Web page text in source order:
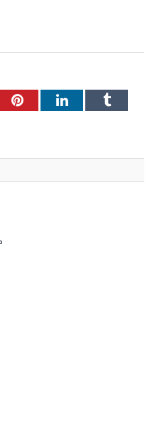
PinterestLinkedInTumblr